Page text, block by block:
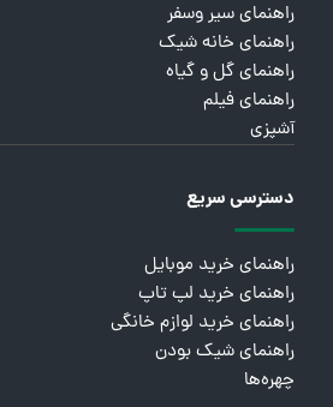
راهنمای سیر وسفر
راهنمای خانه شیک
راهنمای گل و گیاه
راهنمای فیلم
آشپزی
دسترسی سریع
راهنمای خرید موبایل
راهنمای خرید لپ تاپ
راهنمای خرید لوازم خانگی
راهنمای شیک بودن
چهره‌ها